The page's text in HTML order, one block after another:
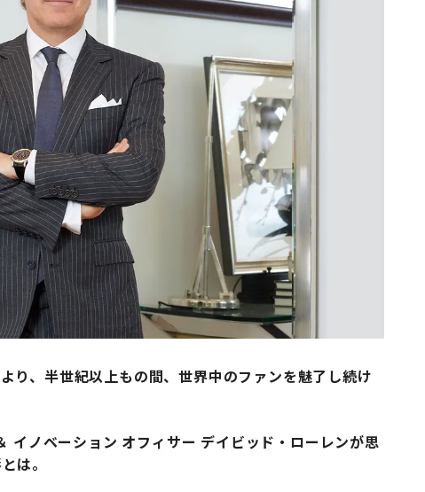
り、半世紀以上もの間、世界中のファンを魅了し続け
イノベーション オフィサー デイビッド・ローレンが思
は。